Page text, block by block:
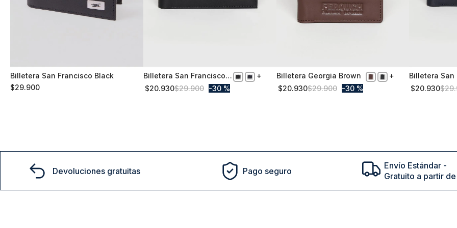
S/T
Billetera San Francisco Black
$29.900
S/T
Billetera San Francisco
Black Cuero
$20.930$29.900 30 %
S/T
Billetera Georgia Brown
$20.930$29.900 30 %
S/T
Billetera San
Marine
$20.930$29.
Devoluciones gratuitas Pago seguro
Envío Estándar -
Gratuito a partir